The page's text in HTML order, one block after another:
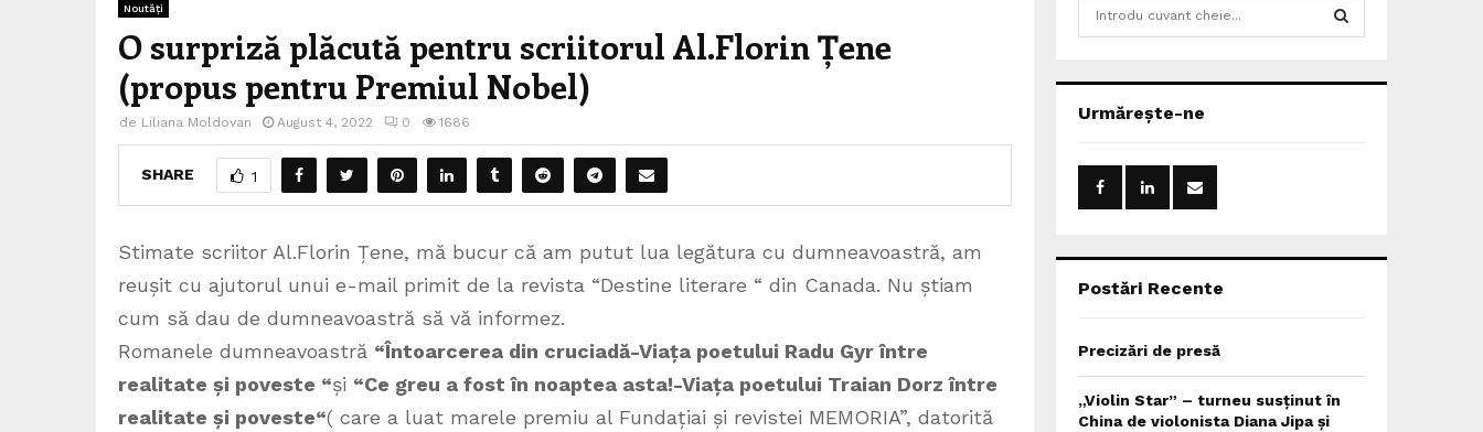
Noutăți
O surpriză plăcută pentru scriitorul Al.Florin Țene
(propus pentru Premiul Nobel)
de Liliana Moldovan August 4, 2022 0 1686
SHARE 1
Stimate scriitor Al.Florin Țene, mă bucur că am putut lua legătura cu dumneavoastră, am
reușit cu ajutorul unui e-mail primit de la revista “Destine literare “ din Canada. Nu știam
cum să dau de dumneavoastră să vă informez.
Romanele dumneavoastră “Întoarcerea din cruciadă-Viața poetului Radu Gyr între
realitate și poveste “și “Ce greu a fost în noaptea asta!-Viața poetului Traian Dorz între
realitate și poveste“( care a luat marele premiu al Fundațiai și revistei MEMORIA”, datorită
h
o
:
Urmărește-ne
Postări Recente
Precizări de presă
„Violin Star” – turneu susținut în
China de violonista Diana Jipa și